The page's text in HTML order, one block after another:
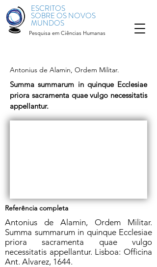
ESCRITOS
SOBRE OS NOVOS
MUNDOS
Pesquisa em Ciências Humanas
Antonius de Alamin, Ordem Militar.
Summa summarum in quinque Ecclesiae
priora sacramenta quae vulgo necessitatis
appellantur.
Referência completa
Antonius de Alamin, Ordem Militar.
Summa summarum in quinque Ecclesiae
priora sacramenta quae vulgo
necessitatis appellantur. Lisboa: Officina
Ant. Alvarez, 1644.